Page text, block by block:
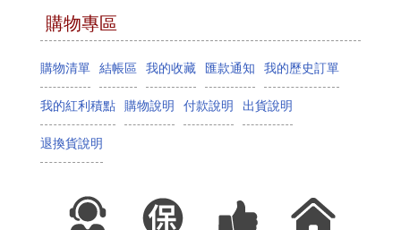
購物專區
購物清單 結帳區 我的收藏 匯款通知 我的歷史訂單
我的紅利積點 購物說明 付款說明 出貨說明
退換貨說明